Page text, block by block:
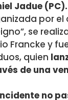
Jadue (PC).
por
se
Francke y
quien
de una
no